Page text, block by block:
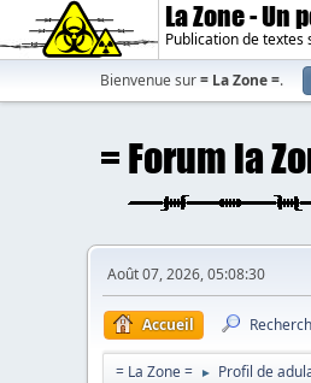
La Zone - Un
Publication de textes
Bienvenue sur= La Zone =.
Août 07, 2026, 05:08:30
Accueil
= La Zone = ► Profil de